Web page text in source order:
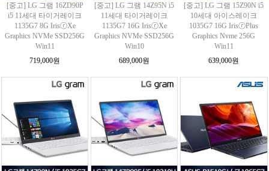
[중고] LG 그램 16ZD90P
i5 11세대 타이거레이크
1135G7 8G IrisⓡXe
Graphics NVMe SSD256G
Win11
719,000원
[중고] LG 그램 14Z95N i5
11세대 타이거레이크
1135G7 16G IrisⓡXe
Graphics NVMe SSD256G
Win10
689,000원
[중고] LG 그램 15Z90N i5
10세대 아이스레이크
1035G7 16G IrisⓡPlus
Graphics Nvme 256G
Win11
639,000원